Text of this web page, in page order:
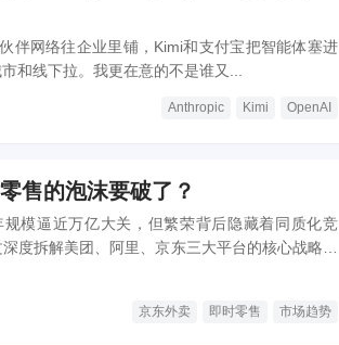
伴网络往企业里铺，Kimi和支付宝把智能体塞进
和线下拉。我更在意的不是谁又...
Anthropic Kimi OpenAI
售的泡沫要破了？
模逼近万亿大关，但繁荣背后隐藏着同质化竞
度拆解美团、阿里、京东三大平台的核心战略布
京东外卖 即时零售 市场趋势